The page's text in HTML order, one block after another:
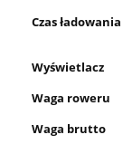
Czas ładowania
Wyświetlacz
Waga roweru
Waga brutto